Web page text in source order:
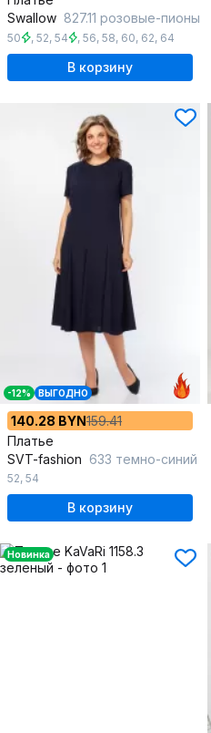
Swallow 827.11 розовые-пионы
50 , 52, 54 , 56, 58, 60, 62, 64
В корзину
-12% ВЫГОДНО
140.28 BYN159.41
Платье
SVT-fashion 633 темно-синий
52, 54
В корзину
Новинка